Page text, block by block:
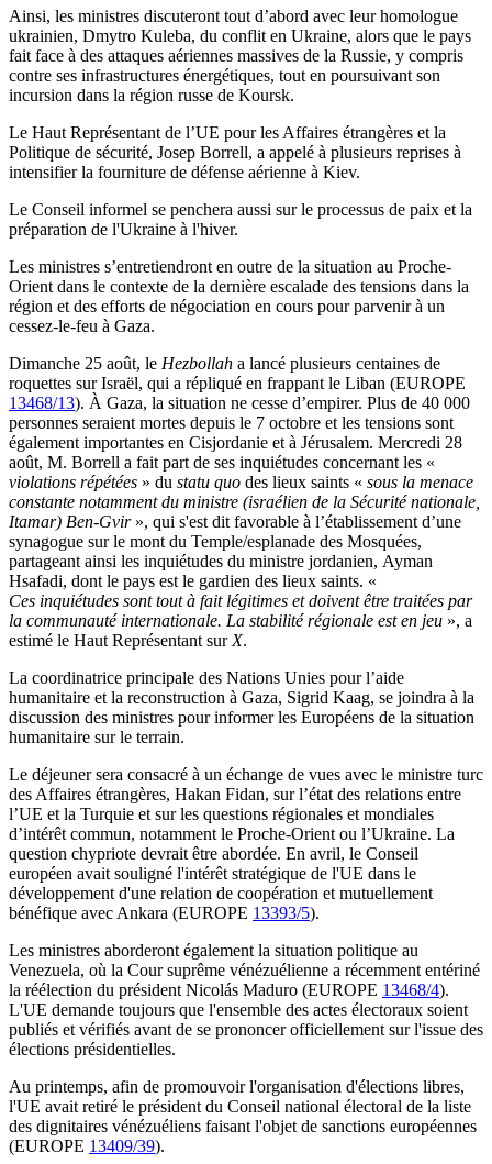
Ainsi, les ministres discuteront tout d’abord avec leur homologue
ukrainien, Dmytro Kuleba, du conflit en Ukraine, alors que le pays
fait face à des attaques aériennes massives de la Russie, y compris
contre ses infrastructures énergétiques, tout en poursuivant son
incursion dans la région russe de Koursk.
Le Haut Représentant de l’UE pour les Affaires étrangères et la
Politique de sécurité, Josep Borrell, a appelé à plusieurs reprises à
intensifier la fourniture de défense aérienne à Kiev.
Le Conseil informel se penchera aussi sur le processus de paix et la
préparation de l'Ukraine à l'hiver.
Les ministres s’entretiendront en outre de la situation au Proche-
Orient dans le contexte de la dernière escalade des tensions dans la
région et des efforts de négociation en cours pour parvenir à un
cessez-le-feu à Gaza.
Dimanche 25 août, le Hezbollah a lancé plusieurs centaines de
roquettes sur Israël, qui a répliqué en frappant le Liban (EUROPE
13468/13). À Gaza, la situation ne cesse d’empirer. Plus de 40 000
personnes seraient mortes depuis le 7 octobre et les tensions sont
également importantes en Cisjordanie et à Jérusalem. Mercredi 28
août, M. Borrell a fait part de ses inquiétudes concernant les «
violations répétées » du statu quo des lieux saints « sous la menace
constante notamment du ministre (israélien de la Sécurité nationale,
Itamar) Ben-Gvir », qui s'est dit favorable à l’établissement d’une
synagogue sur le mont du Temple/esplanade des Mosquées,
partageant ainsi les inquiétudes du ministre jordanien, Ayman
Hsafadi, dont le pays est le gardien des lieux saints. «
Ces inquiétudes sont tout à fait légitimes et doivent être traitées par
la communauté internationale. La stabilité régionale est en jeu », a
estimé le Haut Représentant sur X.
La coordinatrice principale des Nations Unies pour l’aide
humanitaire et la reconstruction à Gaza, Sigrid Kaag, se joindra à la
discussion des ministres pour informer les Européens de la situation
humanitaire sur le terrain.
Le déjeuner sera consacré à un échange de vues avec le ministre turc
des Affaires étrangères, Hakan Fidan, sur l’état des relations entre
l’UE et la Turquie et sur les questions régionales et mondiales
d’intérêt commun, notamment le Proche-Orient ou l’Ukraine. La
question chypriote devrait être abordée. En avril, le Conseil
européen avait souligné l'intérêt stratégique de l'UE dans le
développement d'une relation de coopération et mutuellement
bénéfique avec Ankara (EUROPE 13393/5).
Les ministres aborderont également la situation politique au
Venezuela, où la Cour suprême vénézuélienne a récemment entériné
la réélection du président Nicolás Maduro (EUROPE 13468/4).
L'UE demande toujours que l'ensemble des actes électoraux soient
publiés et vérifiés avant de se prononcer officiellement sur l'issue des
élections présidentielles.
Au printemps, afin de promouvoir l'organisation d'élections libres,
l'UE avait retiré le président du Conseil national électoral de la liste
des dignitaires vénézuéliens faisant l'objet de sanctions européennes
(EUROPE 13409/39).